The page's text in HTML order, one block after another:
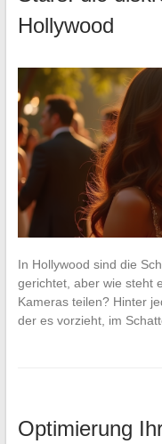
Hollywood
In Hollywood sind die
gerichtet, aber wie steht
Kameras teilen? Hinter
der es vorzieht, im
Optimierung